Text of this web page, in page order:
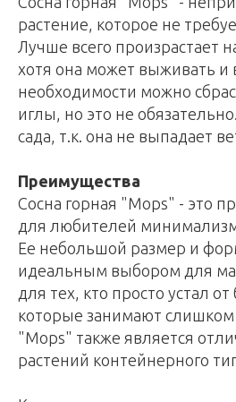
растение, которое не
Лучше всего произрастает
хотя она может выживать и
необходимости можно
иглы, но это не
сада, т.к. она не выпадает
Преимущества
Сосна горная "Mops" - это
для любителей
Ее небольшой размер и
идеальным выбором для
для тех, кто просто устал
которые занимают слишком
"Mops" также является
растений контейнерного